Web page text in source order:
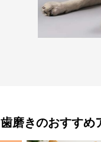
歯磨きのおすすめ